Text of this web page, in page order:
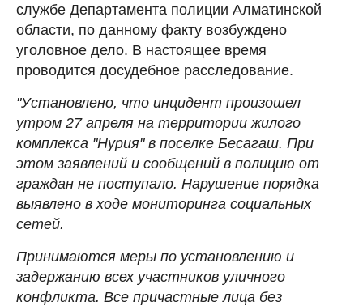
службе Департамента полиции Алматинской
области, по данному факту возбуждено
уголовное дело. В настоящее время
проводится досудебное расследование.
"Установлено, что инцидент произошел
утром 27 апреля на территории жилого
комплекса "Нурия" в поселке Бесагаш. При
этом заявлений и сообщений в полицию от
граждан не поступало. Нарушение порядка
выявлено в ходе мониторинга социальных
сетей.
Принимаются меры по установлению и
задержанию всех участников уличного
конфликта. Все причастные лица без